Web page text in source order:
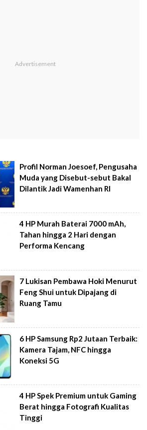
Profil Norman Joesoef, Pengusaha
Muda yang Disebut-sebut Bakal
Dilantik Jadi Wamenhan RI
4 HP Murah Baterai 7000 mAh,
Tahan hingga 2 Hari dengan
Performa Kencang
7 Lukisan Pembawa Hoki Menurut
Feng Shui untuk Dipajang di
Ruang Tamu
6 HP Samsung Rp2 Jutaan Terbaik:
Kamera Tajam, NFC hingga
Koneksi 5G
4 HP Spek Premium untuk Gaming
Berat hingga Fotografi Kualitas
Tinggi